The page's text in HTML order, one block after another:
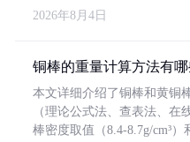
2026年8月4日
铜棒的重量计算方法有
本文详细介绍了铜棒和黄铜
（理论公式法、查表法、在
棒密度取值（8.4-8.7g/cm³